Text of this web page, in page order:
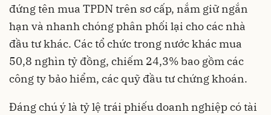
đứng tên mua TPDN trên sơ cấp, nắm giữ ngắn
hạn và nhanh chóng phân phối lại cho các nhà
đầu tư khác. Các tổ chức trong nước khác mua
50,8 nghìn tỷ đồng, chiếm 24,3% bao gồm các
công ty bảo hiểm, các quỹ đầu tư chứng khoán.
Đáng chú ý là tỷ lệ trái phiếu doanh nghiệp có tài